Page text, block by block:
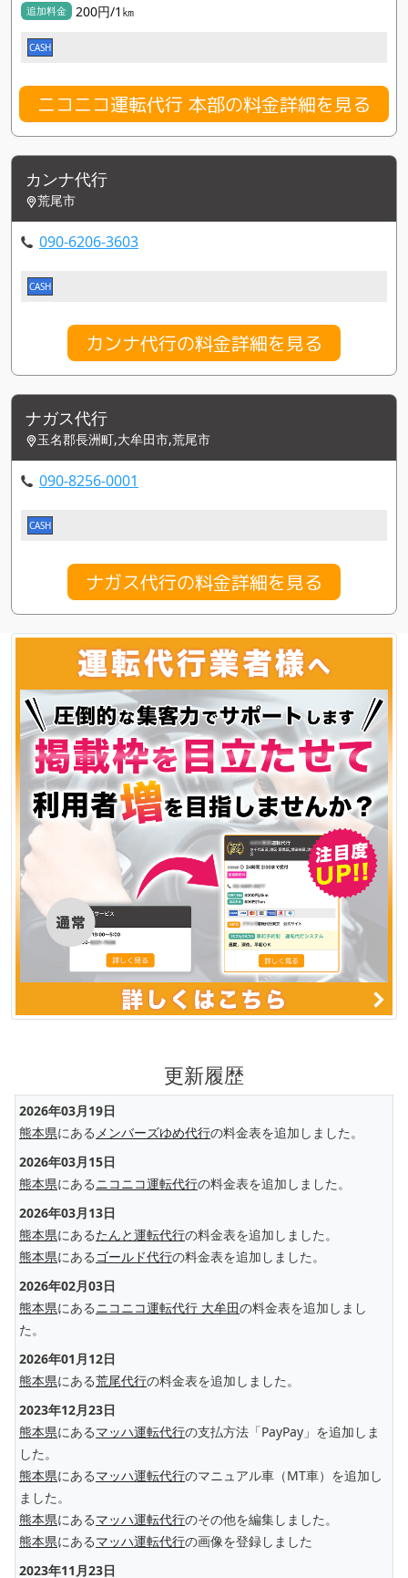
追加料金 200円/1㎞
CASH
ニコニコ運転代行 本部の料金詳細を見る
カンナ代行
荒尾市
090-6206-3603
CASH
カンナ代行の料金詳細を見る
ナガス代行
玉名郡長洲町,大牟田市,荒尾市
090-8256-0001
CASH
ナガス代行の料金詳細を見る
更新履歴
2026年03月19日
熊本県にある メンバーズゆめ代行の料金表を追加しました。
2026年03月15日
熊本県にあるニコニコ運転代行の料金表を追加しました。
2026年03月13日
熊本県にあるたんと運転代行の料金表を追加しました。
熊本県にあるゴールド代行の料金表を追加しました。
2026年02月03日
熊本県にあるニコニコ運転代行 大牟田の料金表を追加しまし
た。
2026年01月12日
熊本県にある荒尾代行の料金表を追加しました。
2023年12月23日
熊本県にあるマッハ運転代行の支払方法「PayPay」を追加しま
した。
熊本県にあるマッハ運転代行のマニュアル車（MT車）を追加し
ました。
熊本県にあるマッハ運転代行のその他を編集しました。
熊本県にあるマッハ運転代行の画像を登録しました
2023年11月23日